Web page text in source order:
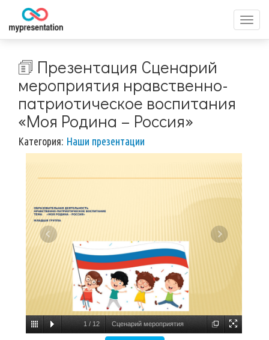
меню
🗊 Презентация Сценарий
мероприятия нравственно-
патриотическое воспитания
«Моя Родина – Россия»
Категория: Наши презентации
1 / 12 Сценарий мероприятия